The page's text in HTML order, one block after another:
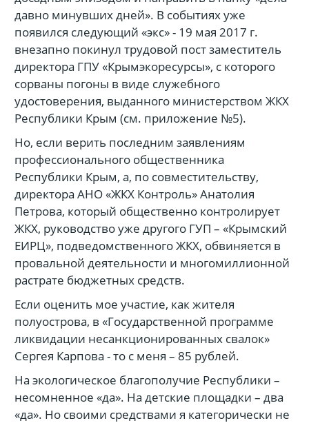
давно минувших дней». В событиях уже
появился следующий «экс» - 19 мая 2017 г.
внезапно покинул трудовой пост заместитель
директора ГПУ «Крымэкоресурсы», с которого
сорваны погоны в виде служебного
удостоверения, выданного министерством ЖКХ
Республики Крым (см. приложение №5).
Но, если верить последним заявлениям
профессионального общественника
Республики Крым, а, по совместительству,
директора АНО «ЖКХ Контроль» Анатолия
Петрова, который общественно контролирует
ЖКХ, руководство уже другого ГУП – «Крымский
ЕИРЦ», подведомственного ЖКХ, обвиняется в
провальной деятельности и многомиллионной
растрате бюджетных средств.
Если оценить мое участие, как жителя
полуострова, в «Государственной программе
ликвидации несанкционированных свалок»
Сергея Карпова - то с меня – 85 рублей.
На экологическое благополучие Республики –
несомненное «да». На детские площадки – два
«да». Но своими средствами я категорически не